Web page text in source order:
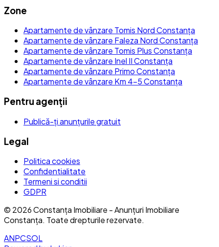
Zone
Apartamente de vânzare Tomis Nord Constanța
Apartamente de vânzare Faleza Nord Constanța
Apartamente de vânzare Tomis Plus Constanța
Apartamente de vânzare Inel II Constanța
Apartamente de vânzare Primo Constanța
Apartamente de vânzare Km 4-5 Constanța
Pentru agenții
Publică-ți anunțurile gratuit
Legal
Politica cookies
Confidentialitate
Termeni si conditii
GDPR
© 2026Constanța Imobiliare - Anunțuri Imobiliare
Constanța. Toate drepturile rezervate.
ANPCSOL